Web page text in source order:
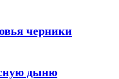
черники
дыню